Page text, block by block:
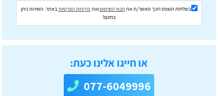
בשליחת הטופס הינך מאשר/ת את תנאי השימושואת מדיניות הפרטיותבאתר. השירות ניתן
בחינם!
או חייגו אלינו כעת:
077-6049996